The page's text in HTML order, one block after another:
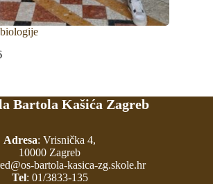
Bartola Kašića Zagreb
Adresa: Vrisnička 4,
10000 Zagreb
bartola-kasica-zg.skole.hr
Tel: 01/3833-135